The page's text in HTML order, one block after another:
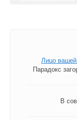
Лицо
Парадокс
В